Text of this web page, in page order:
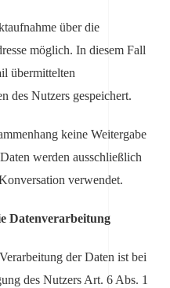
über die
möglich. In diesem Fall
übermittelten
des Nutzers gespeichert.
keine Weitergabe
werden ausschließlich
verwendet.
Datenverarbeitung
der Daten ist bei
des Nutzers Art. 6 Abs. 1